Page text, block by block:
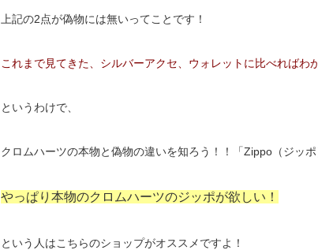
上記の2点が偽物には無いってことです！
これまで見てきた、シルバーアクセ、 ウォレットに比べればわ
というわけで、
クロムハーツの本物と偽物の違いを知ろう！！「Zippo（ジッポ
やっぱり本物のクロムハーツのジッポが欲しい！
という人はこちらのショップがオススメですよ！